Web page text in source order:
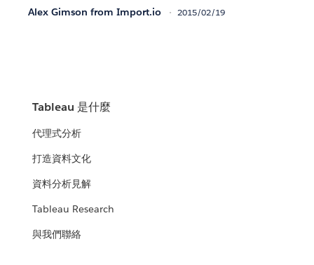
Alex Gimson from Import.io 2015/02/19
Tableau 是什麼
代理式分析
打造資料文化
資料分析見解
Tableau Research
與我們聯絡